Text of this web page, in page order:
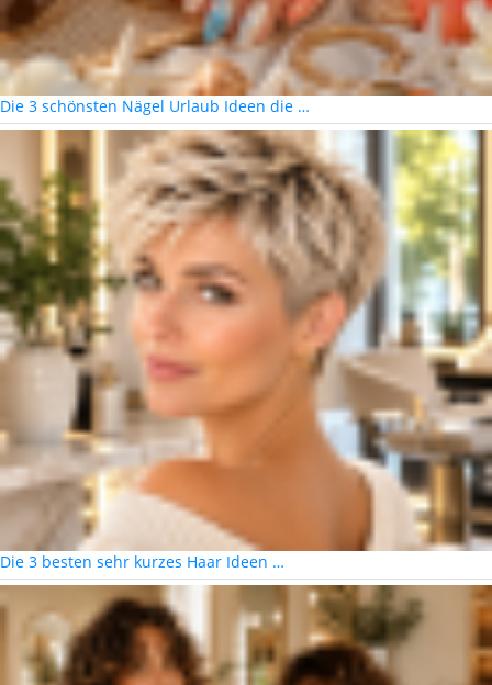
Die 3 schönsten Nägel Urlaub Ideen die …
Die 3 besten sehr kurzes Haar Ideen …